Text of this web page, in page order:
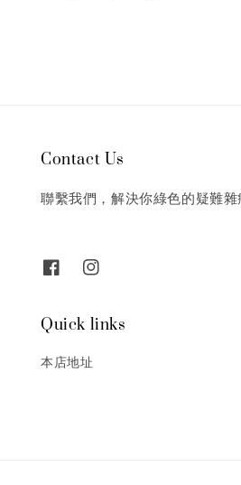
Contact Us
聯繫我們，解決你綠色的疑難雜
Quick links
本店地址